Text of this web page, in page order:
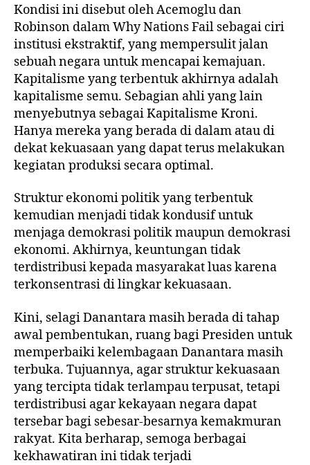
Kondisi ini disebut oleh Acemoglu dan
Robinson dalam Why Nations Fail sebagai ciri
institusi ekstraktif, yang mempersulit jalan
sebuah negara untuk mencapai kemajuan.
Kapitalisme yang terbentuk akhirnya adalah
kapitalisme semu. Sebagian ahli yang lain
menyebutnya sebagai Kapitalisme Kroni.
Hanya mereka yang berada di dalam atau di
dekat kekuasaan yang dapat terus melakukan
kegiatan produksi secara optimal.
Struktur ekonomi politik yang terbentuk
kemudian menjadi tidak kondusif untuk
menjaga demokrasi politik maupun demokrasi
ekonomi. Akhirnya, keuntungan tidak
terdistribusi kepada masyarakat luas karena
terkonsentrasi di lingkar kekuasaan.
Kini, selagi Danantara masih berada di tahap
awal pembentukan, ruang bagi Presiden untuk
memperbaiki kelembagaan Danantara masih
terbuka. Tujuannya, agar struktur kekuasaan
yang tercipta tidak terlampau terpusat, tetapi
terdistribusi agar kekayaan negara dapat
tersebar bagi sebesar-besarnya kemakmuran
rakyat. Kita berharap, semoga berbagai
kekhawatiran ini tidak terjadi